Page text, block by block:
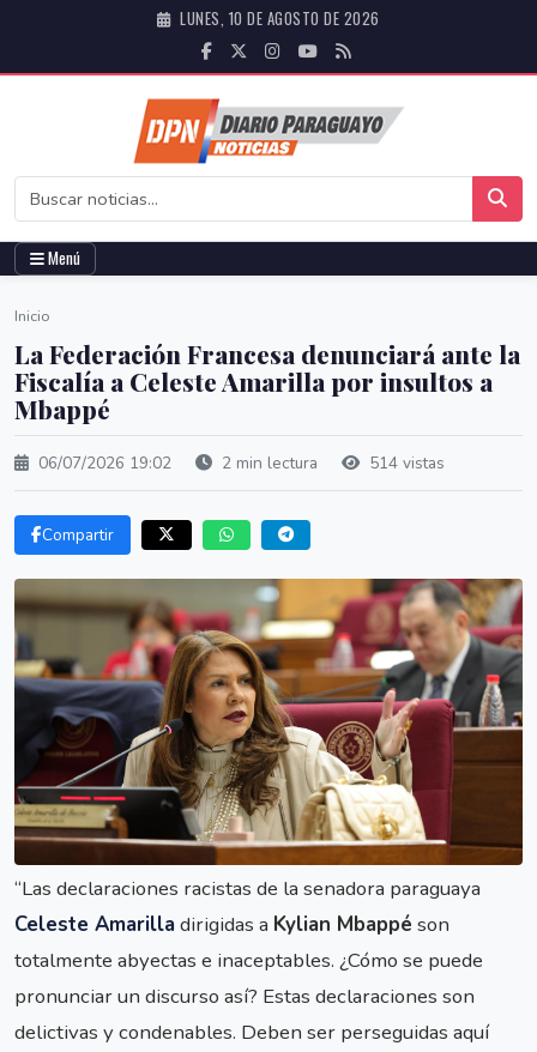
LUNES, 10 DE AGOSTO DE 2026
Menú
Inicio
La Federación Francesa denunciará ante la
Fiscalía a Celeste Amarilla por insultos a
Mbappé
06/07/2026 19:02 2 min lectura 514 vistas
Compartir
“Las declaraciones racistas de la senadora paraguaya
Celeste Amarilladirigidas a Kylian Mbappé son
totalmente abyectas e inaceptables. ¿Cómo se puede
pronunciar un discurso así? Estas declaraciones son
delictivas y condenables. Deben ser perseguidas aquí